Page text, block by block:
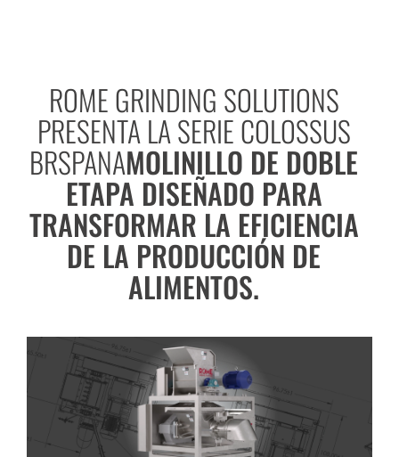
ROME GRINDING SOLUTIONS
PRESENTA LA SERIE COLOSSUS
BRSPANAMOLINILLO DE DOBLE
ETAPA DISEÑADO PARA
TRANSFORMAR LA EFICIENCIA
DE LA PRODUCCIÓN DE
ALIMENTOS.